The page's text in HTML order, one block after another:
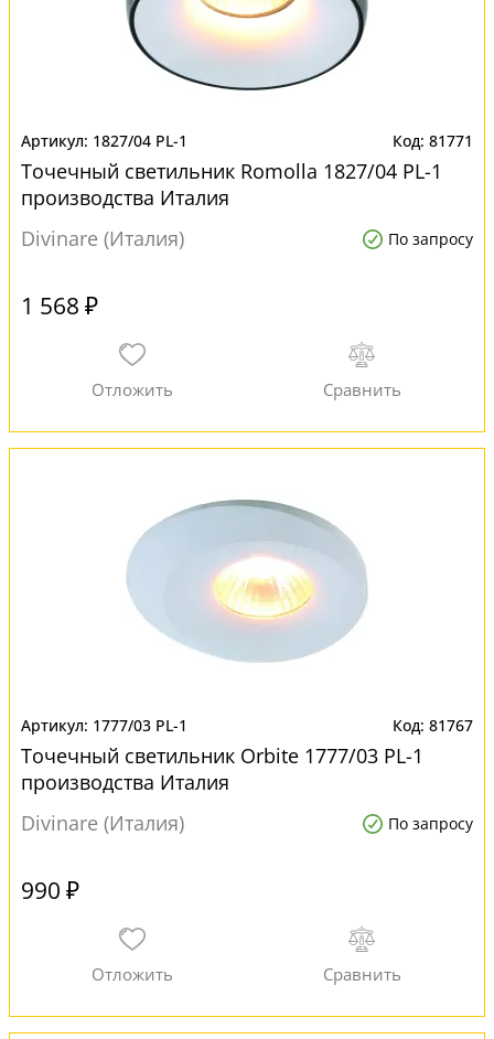
1827/04 PL-1 81771
Точечный светильник Romolla 1827/04 PL-1
производства Италия
Divinare (Италия)
По запросу
1 568 ₽
1777/03 PL-1 81767
Точечный светильник Orbite 1777/03 PL-1
производства Италия
Divinare (Италия)
По запросу
990 ₽